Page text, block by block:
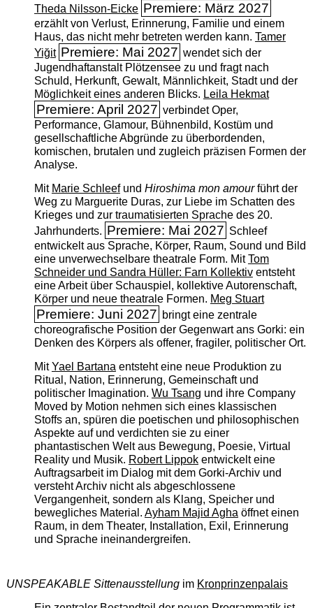
Theda Nilsson-Eicke Premiere: März 2027
erzählt von Verlust, Erinnerung, Familie und einem
Haus, das nicht mehr betreten werden kann. Tamer
Yiğit Premiere: Mai 2027 wendet sich der
Jugendhaftanstalt Plötzensee zu und fragt nach
Schuld, Herkunft, Gewalt, Männlichkeit, Stadt und der
Möglichkeit eines anderen Blicks. Leila Hekmat
Premiere: April 2027 verbindet Oper,
Performance, Glamour, Bühnenbild, Kostüm und
gesellschaftliche Abgründe zu überbordenden,
komischen, brutalen und zugleich präzisen Formen der
Analyse.
Mit Marie Schleefund Hiroshima mon amourführt der
Weg zu Marguerite Duras, zur Liebe im Schatten des
Krieges und zur traumatisierten Sprache des 20.
Jahrhunderts. Premiere: Mai 2027 Schleef
entwickelt aus Sprache, Körper, Raum, Sound und Bild
eine unverwechselbare theatrale Form. MitTom
Schneider und Sandra Hüller: Farn Kollektiventsteht
eine Arbeit über Schauspiel, kollektive Autorenschaft,
Körper und neue theatrale Formen. Meg Stuart
Premiere: Juni 2027 bringt eine zentrale
choreografische Position der Gegenwart ans Gorki: ein
Denken des Körpers als offener, fragiler, politischer Ort.
MitYael Bartanaentsteht eine neue Produktion zu
Ritual, Nation, Erinnerung, Gemeinschaft und
politischer Imagination. Wu Tsang und ihre Company
Moved by Motion nehmen sich eines klassischen
Stoffs an, spüren die poetischen und philosophischen
Aspekte auf und verdichten sie zu einer
phantastischen Welt aus Bewegung, Poesie, Virtual
Reality und Musik. Robert Lippokentwickelt eine
Auftragsarbeit im Dialog mit dem Gorki-Archiv und
versteht Archiv nicht als abgeschlossene
Vergangenheit, sondern als Klang, Speicher und
bewegliches Material. Ayham Majid Aghaöffnet einen
Raum, in dem Theater, Installation, Exil, Erinnerung
und Sprache ineinandergreifen.
UNSPEAKABLE Sittenausstellungim Kronprinzenpalais